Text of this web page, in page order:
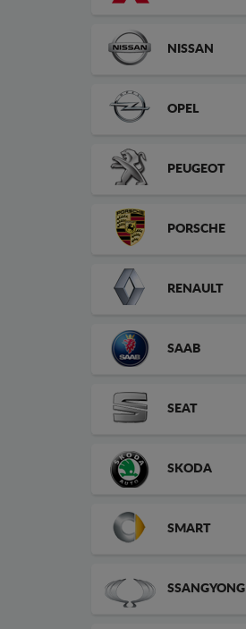
NISSAN
OPEL
PEUGEOT
PORSCHE
RENAULT
SAAB
SEAT
SKODA
SMART
SSANGYONG